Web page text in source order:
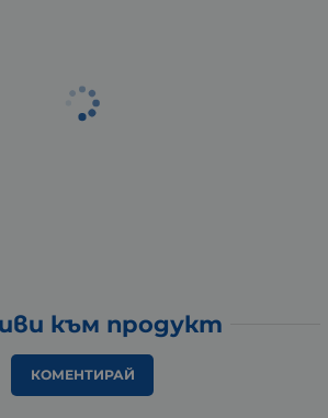
към продукт
КОМЕНТИРАЙ